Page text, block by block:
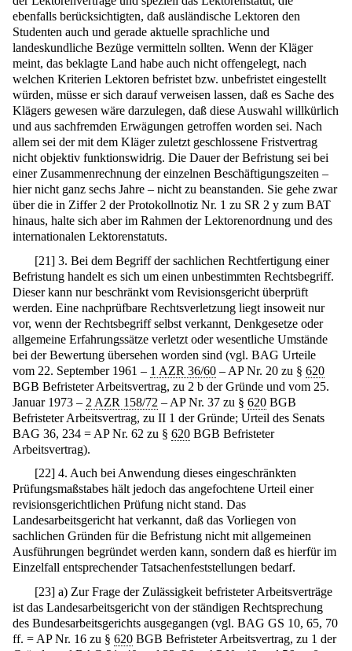
ebenfalls berücksichtigten, daß ausländische Lektoren den
Studenten auch und gerade aktuelle sprachliche und
landeskundliche Bezüge vermitteln sollten. Wenn der Kläger
meint, das beklagte Land habe auch nicht offengelegt, nach
welchen Kriterien Lektoren befristet bzw. unbefristet eingestellt
würden, müsse er sich darauf verweisen lassen, daß es Sache des
Klägers gewesen wäre darzulegen, daß diese Auswahl willkürlich
und aus sachfremden Erwägungen getroffen worden sei. Nach
allem sei der mit dem Kläger zuletzt geschlossene Fristvertrag
nicht objektiv funktionswidrig. Die Dauer der Befristung sei bei
einer Zusammenrechnung der einzelnen Beschäftigungszeiten –
hier nicht ganz sechs Jahre – nicht zu beanstanden. Sie gehe zwar
über die in Ziffer 2 der Protokollnotiz Nr. 1 zu SR 2 y zum BAT
hinaus, halte sich aber im Rahmen der Lektorenordnung und des
internationalen Lektorenstatuts.
[21] 3. Bei dem Begriff der sachlichen Rechtfertigung einer
Befristung handelt es sich um einen unbestimmten Rechtsbegriff.
Dieser kann nur beschränkt vom Revisionsgericht überprüft
werden. Eine nachprüfbare Rechtsverletzung liegt insoweit nur
vor, wenn der Rechtsbegriff selbst verkannt, Denkgesetze oder
allgemeine Erfahrungssätze verletzt oder wesentliche Umstände
bei der Bewertung übersehen worden sind (vgl. BAG Urteile
vom 22. September 1961 – 1 AZR 36/60 – AP Nr. 20 zu § 620
BGB Befristeter Arbeitsvertrag, zu 2 b der Gründe und vom 25.
Januar 1973 – 2 AZR 158/72 – AP Nr. 37 zu § 620 BGB
Befristeter Arbeitsvertrag, zu II 1 der Gründe; Urteil des Senats
BAG 36, 234 = AP Nr. 62 zu § 620 BGB Befristeter
Arbeitsvertrag).
[22] 4. Auch bei Anwendung dieses eingeschränkten
Prüfungsmaßstabes hält jedoch das angefochtene Urteil einer
revisionsgerichtlichen Prüfung nicht stand. Das
Landesarbeitsgericht hat verkannt, daß das Vorliegen von
sachlichen Gründen für die Befristung nicht mit allgemeinen
Ausführungen begründet werden kann, sondern daß es hierfür im
Einzelfall entsprechender Tatsachenfeststellungen bedarf.
[23] a) Zur Frage der Zulässigkeit befristeter Arbeitsverträge
ist das Landesarbeitsgericht von der ständigen Rechtsprechung
des Bundesarbeitsgerichts ausgegangen (vgl. BAG GS 10, 65, 70
ff. = AP Nr. 16 zu § 620 BGB Befristeter Arbeitsvertrag, zu 1 der